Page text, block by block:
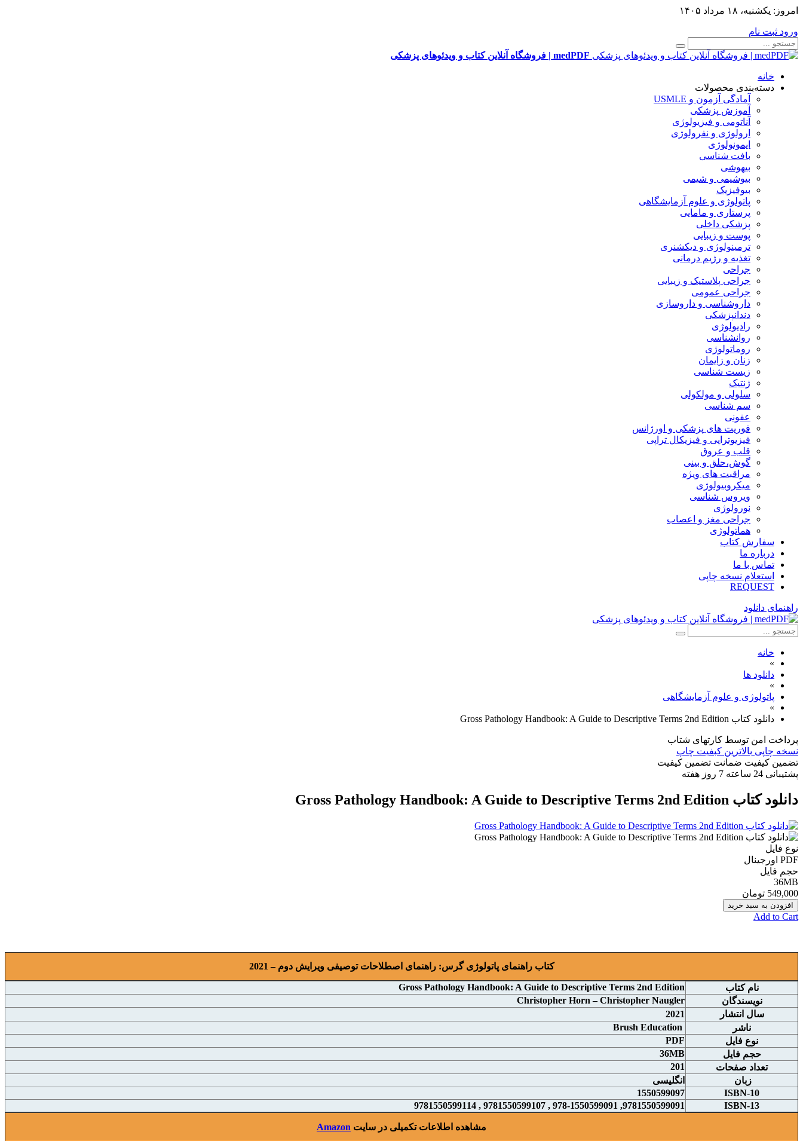
امروز: یکشنبه، ۱۸ مرداد ۱۴۰۵
ورود ثبت نام
medPDF | فروشگاه آنلاین کتاب و ویدئوهای پزشکی
خانه
دسته‌بندی محصولات
آمادگی آزمون و USMLE
آموزش پزشکی
آناتومی و فیزیولوژی
ارولوژی و نفرولوژی
ایمونولوژی
بافت شناسی
بیهوشی
بیوشیمی و شیمی
بیوفیزیک
پاتولوژی و علوم آزمایشگاهی
پرستاری و مامایی
پزشکی داخلی
پوست و زیبایی
ترمینولوژی و دیکشنری
تغذیه و رژیم درمانی
جراحی
جراحی پلاستیک و زیبایی
جراحی عمومی
داروشناسی و داروسازی
دندانپزشکی
رادیولوژی
روانشناسی
روماتولوژی
زنان و زایمان
زیست شناسی
ژنتیک
سلولی و مولکولی
سم شناسی
عفونی
فوریت های پزشکی و اورژانس
فیزیوتراپی و فیزیکال تراپی
قلب و عروق
گوش،حلق و بینی
مراقبت های ویژه
میکروبیولوژی
ویروس شناسی
نورولوژی
جراحی مغز و اعصاب
هماتولوژی
سفارش کتاب
درباره ما
تماس با ما
استعلام نسخه چاپی
REQUEST
راهنمای دانلود
خانه
»
دانلود ها
»
پاتولوژی و علوم آزمایشگاهی
»
دانلود كتاب Gross Pathology Handbook: A Guide to Descriptive Terms 2nd Edition
پرداخت امن توسط کارتهای شتاب
نسخه چاپی بالاترین کبفیت چاپ
تضمین کیفیت ضمانت تضمین کیفیت
پشتیبانی 24 ساعته 7 روز هفته
دانلود كتاب Gross Pathology Handbook: A Guide to Descriptive Terms 2nd Edition
نوع فایل
PDF اورجينال
حجم فایل
36MB
549,000 تومان
افزودن به سبد خرید
Add to Cart
کتاب راهنمای پاتولوژی گرس: راهنمای اصطلاحات توصیفی ويرايش دوم – 2021
نام کتاب
Gross Pathology Handbook: A Guide to Descriptive Terms 2nd Edition
نويسندگان
Christopher Horn – Christopher Naugler
سال انتشار
2021
ناشر
Brush Education
نوع فايل
PDF
حجم فايل
36MB
تعداد صفحات
201
زبان
انگلیسی
ISBN-10
1550599097
ISBN-13
9781550599091, 978-1550599091 , 9781550599107 , 9781550599114
مشاهده اطلاعات تکمیلی در سایت Amazon